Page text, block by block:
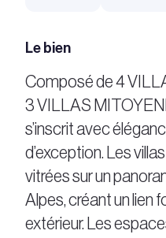
Le bien
Composé de 4
3 VILLAS
s’inscrit avec
d’exception. Les
vitrées sur un
Alpes, créant un lien
extérieur. Les